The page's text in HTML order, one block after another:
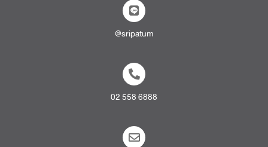
@sripatum
02 558 6888